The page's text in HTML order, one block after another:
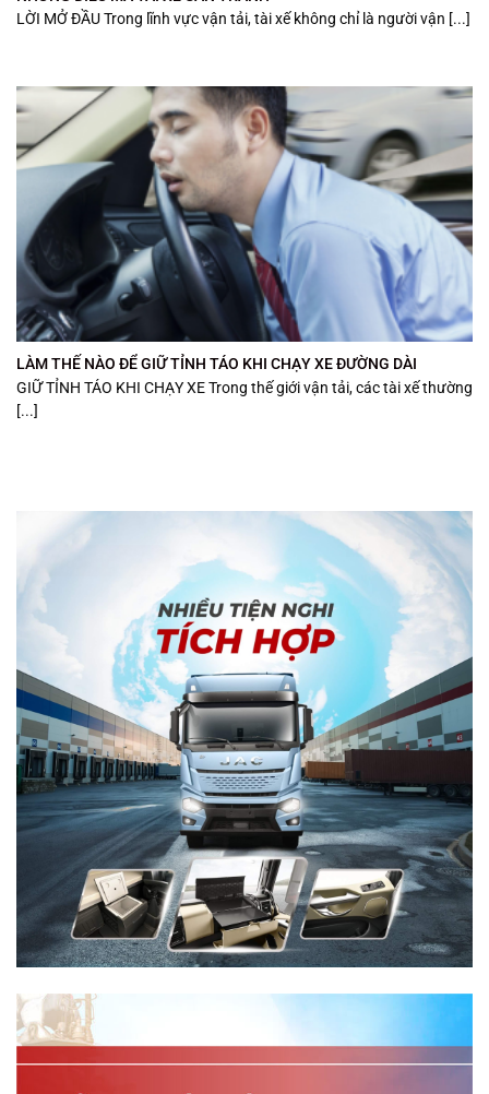
LỜI MỞ ĐẦU Trong lĩnh vực vận tải, tài xế không chỉ là người vận [...]
LÀM THẾ NÀO ĐỂ GIỮ TỈNH TÁO KHI CHẠY XE ĐƯỜNG DÀI
GIỮ TỈNH TÁO KHI CHẠY XE Trong thế giới vận tải, các tài xế thường
[...]